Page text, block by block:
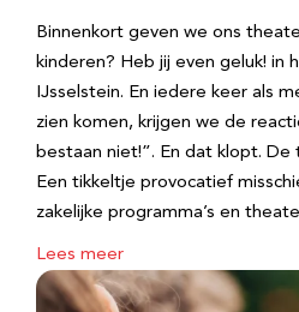
Binnenkort geven we ons
kinderen? Heb jij even geluk! in
IJsselstein. En iedere keer als
zien komen, krijgen we de
bestaan niet!”. En dat klopt. De
Een tikkeltje provocatief
zakelijke programma’s en
Lees meer